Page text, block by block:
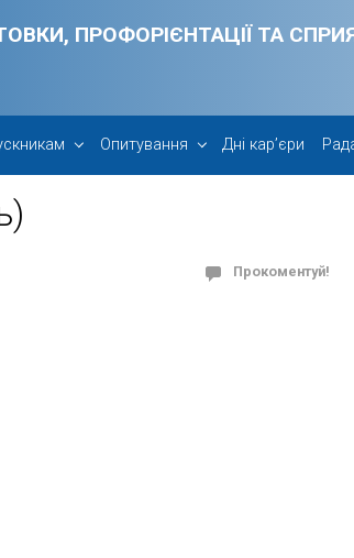
ПРОФОРІЄНТАЦІЇ ТА
Опитування Дні кар’єри
Прокоментуй!